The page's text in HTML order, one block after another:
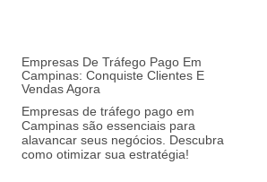
Empresas De Tráfego Pago Em
Campinas: Conquiste Clientes E
Vendas Agora
Empresas de tráfego pago em
Campinas são essenciais para
alavancar seus negócios. Descubra
como otimizar sua estratégia!